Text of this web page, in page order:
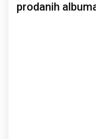
prodanih